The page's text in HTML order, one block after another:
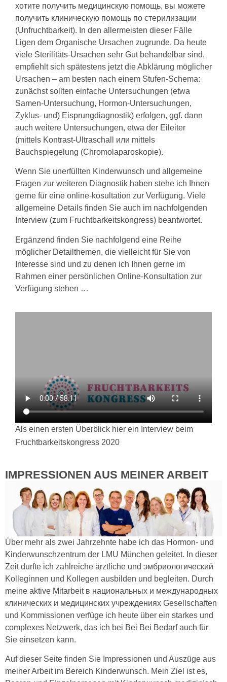
хотите получить медицинскую помощь, вы можете
получить клиническую помощь по стерилизации
(Unfruchtbarkeit). In den allermeisten dieser Fälle
Ligen dem Organische Ursachen zugrunde. Da heute
viele Sterilitäts-Ursachen sehr Gut behandelbar sind,
empfiehlt sich spätestens jetzt die Abklärung möglicher
Ursachen – am besten nach einem Stufen-Schema:
zunächst sollten einfache Untersuchungen (etwa
Samen-Untersuchung, Hormon-Untersuchungen,
Zyklus- und) Eisprungdiagnostik) erfolgen, ggf. dann
auch weitere Untersuchungen, etwa der Eileiter
(mittels Kontrast-Ultraschall или mittels
Bauchspiegelung (Chromolaparoskopie).
Wenn Sie unerfüllten Kinderwunsch und allgemeine
Fragen zur weiteren Diagnostik haben stehe ich Ihnen
gerne für eine online-kosultation zur Verfügung. Viele
allgemeine Details finden Sie auch im nachfolgenden
Interview (zum Fruchtbarkeitskongress) beantwortet.
Ergänzend finden Sie nachfolgend eine Reihe
möglicher Detailthemen, die vielleicht für Sie von
Interesse sind und zu denen ich Ihnen gerne im
Rahmen einer persönlichen Online-Konsultation zur
Verfügung stehen …
Als einen ersten Überblick hier ein Interview beim
Fruchtbarkeitskongress 2020
IMPRESSIONEN AUS MEINER ARBEIT
Über mehr als zwei Jahrzehnte habe ich das Hormon- und
Kinderwunschzentrum der LMU München geleitet. In dieser
Zeit durfte ich zahlreiche ärztliche und эмбриологический
Kolleginnen und Kollegen ausbilden und begleiten. Durch
meine aktive Mitarbeit в национальных и международных
клинических и медицинских учреждениях Gesellschaften
und Kommissionen verfüge ich heute über ein starkes und
complexes Netzwerk, das ich bei Bei Bei Bedarf auch für
Sie einsetzen kann.
Auf dieser Seite finden Sie Impressionen und Auszüge aus
meiner Arbeit im Bereich Kinderwunsch. Mein Ziel ist es,